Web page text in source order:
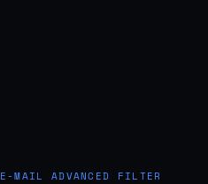
E-MAIL ADVANCED FILTER